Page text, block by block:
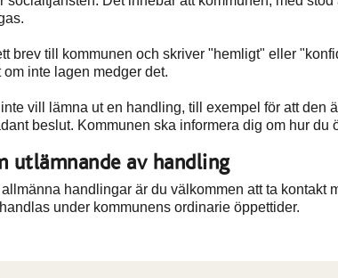
brev till kommunen och skriver "hemligt" eller
inte lagen medger det.
vill lämna ut en handling, till exempel för att den
beslut. Kommunen ska informera dig om hur du
utlämnande av handling
handlingar är du välkommen att ta kontakt
under kommunens ordinarie öppettider.